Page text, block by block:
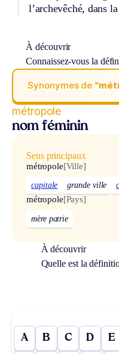
l’archevêché, dans
À découvrir
Connaissez-vous la
Synonymes de
métropole
nom féminin
Sens principaux
métropole[Ville]
capitale grande ville
métropole[Pays]
mère patrie
À découvrir
Quelle est la
A B C D E